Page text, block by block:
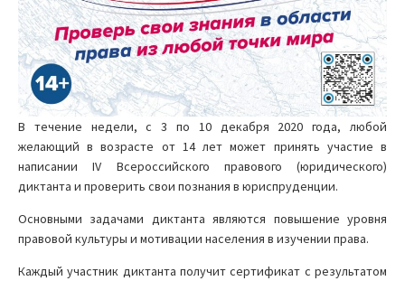
В течение недели, с 3 по 10 декабря 2020 года, любой
желающий в возрасте от 14 лет может принять участие в
написании IV Всероссийского правового (юридического)
диктанта и проверить свои познания в юриспруденции.
Основными задачами диктанта являются повышение уровня
правовой культуры и мотивации населения в изучении права.
Каждый участник диктанта получит сертификат с результатом